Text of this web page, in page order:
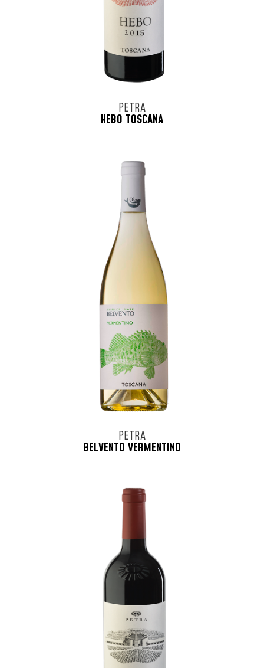
PETRA
HEBO TOSCANA
PETRA
BELVENTO VERMENTINO